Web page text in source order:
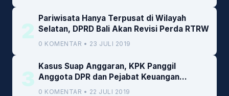
2
Pariwisata Hanya Terpusat di Wilayah
Selatan, DPRD Bali Akan Revisi Perda RTRW
0 KOMENTAR • 23 JULI 2019
3
Kasus Suap Anggaran, KPK Panggil
Anggota DPR dan Pejabat Keuangan
Kemenkeu
0 KOMENTAR • 22 JULI 2019